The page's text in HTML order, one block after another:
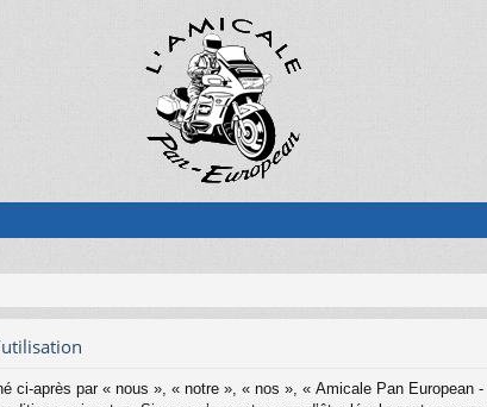
ci-après par « nous », « notre », « nos », « Amicale Pan European